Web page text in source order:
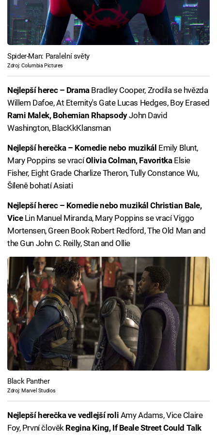
Spider-Man: Paralelní světy
Zdroj: Columbia Pictures
Nejlepší herec – DramaBradley Cooper, Zrodila se hvězda
Willem Dafoe, At Eternity's Gate Lucas Hedges, Boy Erased
Rami Malek, Bohemian RhapsodyJohn David
Washington, BlacKkKlansman
Nejlepší herečka – Komedie nebo muzikál Emily Blunt,
Mary Poppins se vracíOlivia Colman, FavoritkaElsie
Fisher, Eight Grade Charlize Theron, Tully Constance Wu,
Šíleně bohatí Asiati
Nejlepší herec – Komedie nebo muzikál Christian Bale,
ViceLin Manuel Miranda, Mary Poppins se vrací Viggo
Mortensen, Green Book Robert Redford, The Old Man and
the Gun John C. Reilly, Stan and Ollie
Black Panther
Zdroj: Marvel Studios
Nejlepší herečka ve vedlejší roli Amy Adams, Vice Claire
Foy, První člověk Regina King, If Beale Street Could Talk